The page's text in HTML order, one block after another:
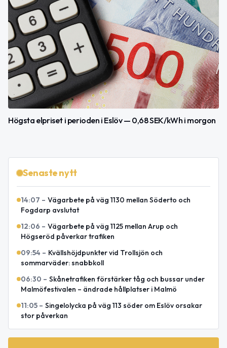
Högsta elpriset i perioden i Eslöv — 0,68 SEK/kWh i morgon
Senaste nytt
14:07 – Vägarbete på väg 1130 mellan Söderto och
Fogdarp avslutat
12:06 – Vägarbete på väg 1125 mellan Arup och
Högseröd påverkar trafiken
09:54 – Kvällshöjdpunkter vid Trollsjön och
sommarväder: snabbkoll
06:30 – Skånetrafiken förstärker tåg och bussar under
Malmöfestivalen – ändrade hållplatser i Malmö
11:05 – Singelolycka på väg 113 söder om Eslöv orsakar
stor påverkan